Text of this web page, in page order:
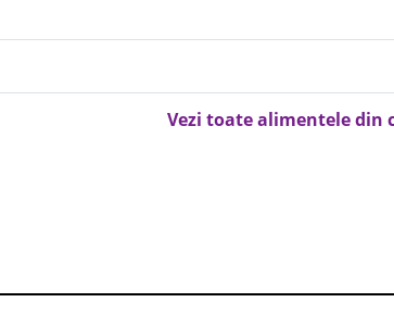
Vezi toate alimentele din